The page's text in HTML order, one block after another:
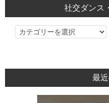
社交ダンス
社
ン
最